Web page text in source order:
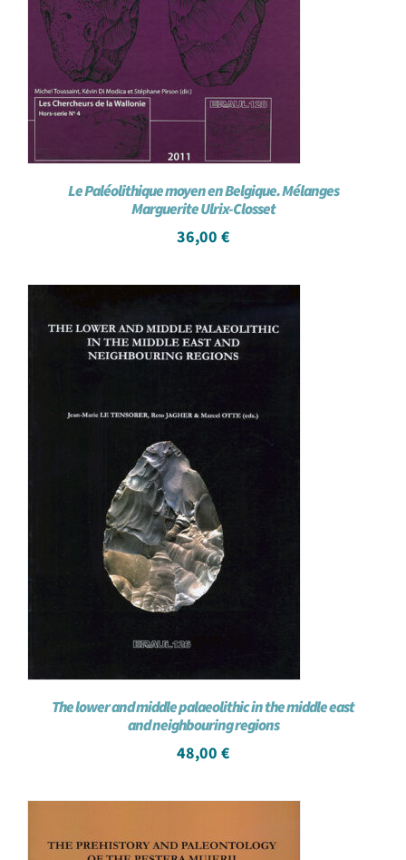
Le Paléolithique moyen en Belgique. Mélanges
Marguerite Ulrix-Closset
36,00 €
The lower and middle palaeolithic in the middle east
and neighbouring regions
48,00 €